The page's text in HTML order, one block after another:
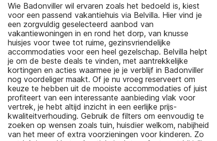
Wie Badonviller wil ervaren zoals het bedoeld is, kiest
voor een passend vakantiehuis via Belvilla. Hier vind je
een zorgvuldig geselecteerd aanbod van
vakantiewoningen in en rond het dorp, van knusse
huisjes voor twee tot ruime, gezinsvriendelijke
accommodaties voor een heel gezelschap. Belvilla helpt
je om de beste deals te vinden, met aantrekkelijke
kortingen en acties waarmee je je verblijf in Badonviller
nog voordeliger maakt. Of je nu vroeg reserveert om
keuze te hebben uit de mooiste accommodaties of juist
profiteert van een interessante aanbieding vlak voor
vertrek, je hebt altijd inzicht in een eerlijke prijs-
kwaliteitverhouding. Gebruik de filters om eenvoudig te
zoeken op wensen zoals tuin, huisdier welkom, nabijheid
van het meer of extra voorzieningen voor kinderen. Zo